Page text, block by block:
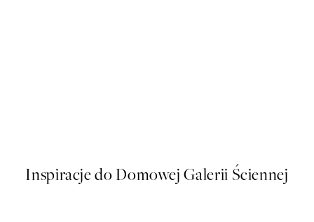
Inspiracje do Domowej Galerii Ściennej